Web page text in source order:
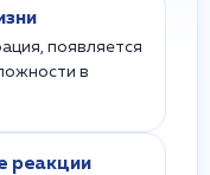
появляется
в
реакции